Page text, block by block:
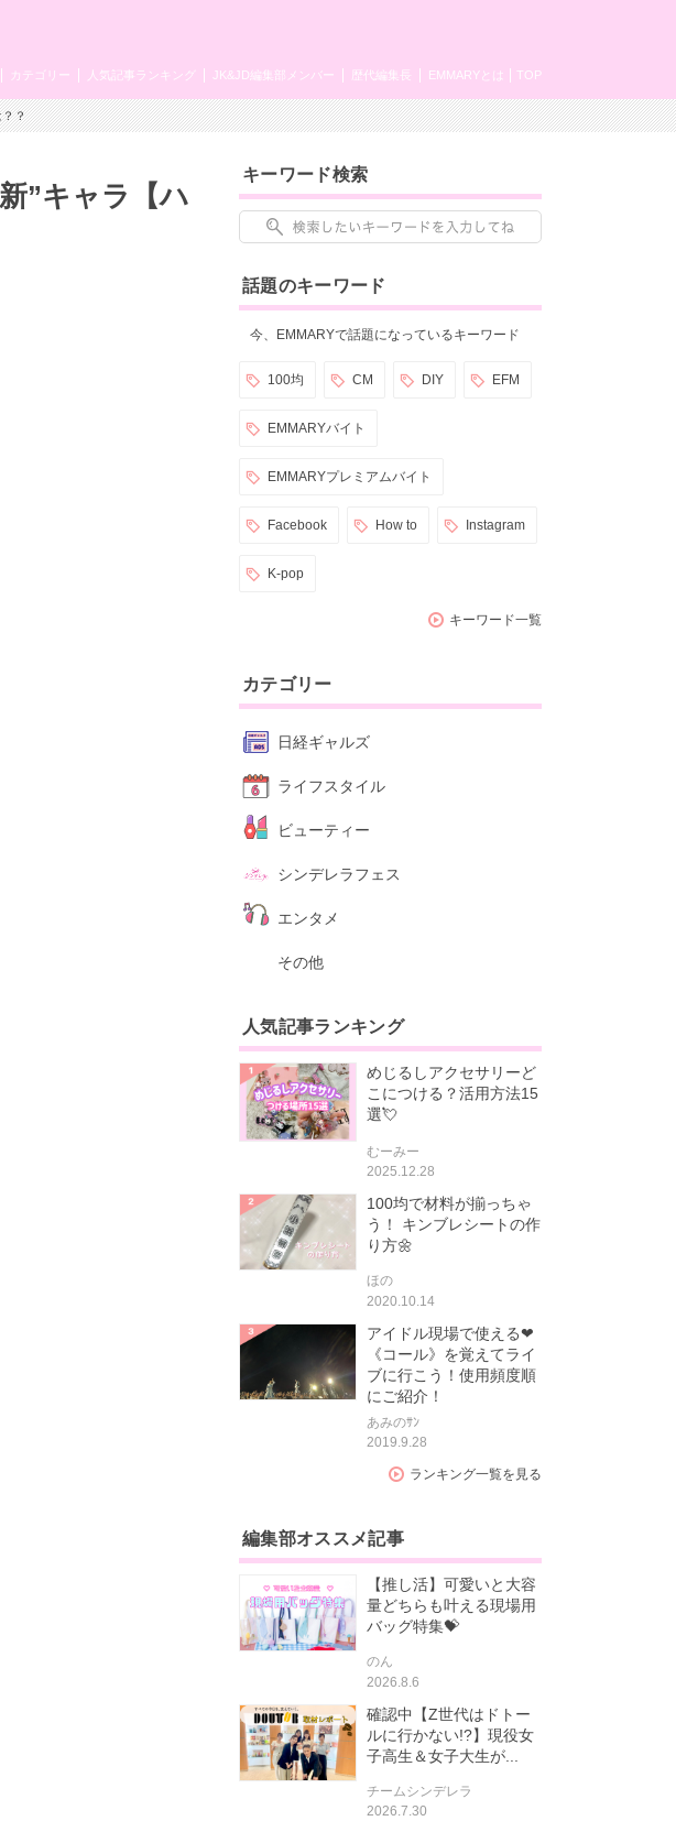
TOP
EMMARYとは
歴代編集長
JK&JD編集部メンバー
人気記事ランキング
カテゴリー
？？
”キャラ【ハ
キーワード検索
話題のキーワード
今、EMMARYで話題になっているキーワード
100均 CM DIY EFM
EMMARYバイト
EMMARYプレミアムバイト
Facebook How to Instagram
K-pop
キーワード一覧
カテゴリー
日経ギャルズ
ライフスタイル
ビューティー
シンデレラフェス
エンタメ
その他
人気記事ランキング
めじるしアクセサリーど
こにつける？活用方法15
選💘
むーみー
2025.12.28
100均で材料が揃っちゃ
う！ キンブレシートの作
り方🌼
ほの
2020.10.14
アイドル現場で使える❤
《コール》を覚えてライ
ブに行こう！使用頻度順
にご紹介！
あみのｻﾝ
2019.9.28
ランキング一覧を見る
編集部オススメ記事
【推し活】可愛いと大容
量どちらも叶える現場用
バッグ特集💝
のん
2026.8.6
確認中【Z世代はドトー
ルに行かない!?】現役女
子高生＆女子大生が...
チームシンデレラ
2026.7.30